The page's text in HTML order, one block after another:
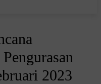
2023